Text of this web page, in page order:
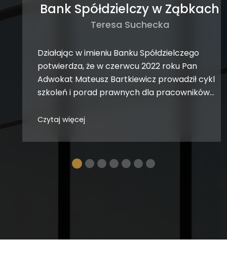
Bank Spółdzielczy w Ząbkach
Teresa Suchecka
Działając w imieniu Banku Spółdzielczego
potwierdza, że w czerwcu 2022 roku Pan
Adwokat Mateusz Bartkiewicz prowadził cykl
szkoleń i porad prawnych dla pracowników
Deweloperskiej. Wymienione zagadnienia
Podczas szkoleń nawiązany został bardzo
dobry kontakt z uczestnikami. Rozważane jest
podjęcie kontynuacji tego typu szkoleń w